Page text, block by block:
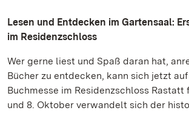
Lesen und Entdecken im Gartensaal:
im Residenzschloss
Wer gerne liest und Spaß daran hat,
Bücher zu entdecken, kann sich jetzt
Buchmesse im Residenzschloss Rastatt
und 8. Oktober verwandelt sich der